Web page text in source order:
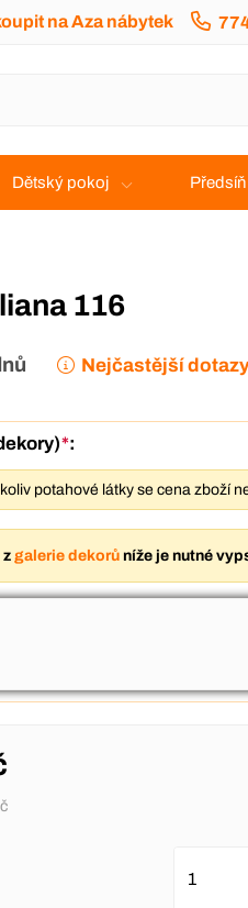
na Aza nábytek
Dětský pokoj Předsíň
116
Nejčastější dotazy
*:
potahové látky se cena zboží
zgalerie dekorůníže je nutné